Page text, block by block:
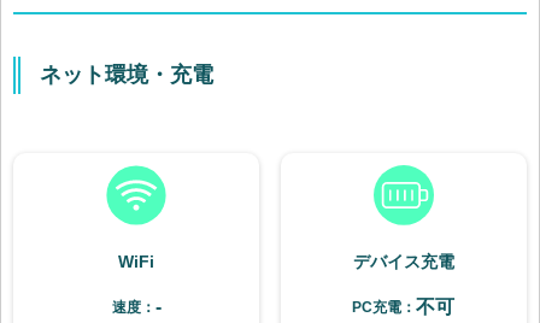
ネット環境・充電
WiFi
速度： -
デバイス充電
PC充電：不可